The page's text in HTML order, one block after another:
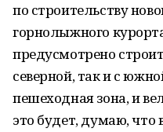
по строительству
горнолыжного
предусмотрено
северной, так и с
пешеходная зона, и
это будет, думаю, что